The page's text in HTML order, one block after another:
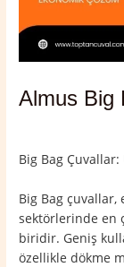
Almus Big
Big Bag
Big Bag çuvallar,
sektörlerinde en
biridir. Geniş
özellikle dökme